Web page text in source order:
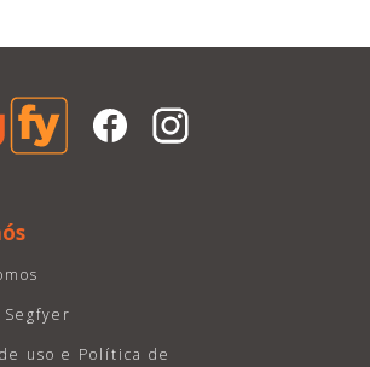
uso e Política de